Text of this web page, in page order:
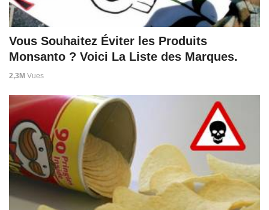
Vous Souhaitez Éviter les Produits
Monsanto ? Voici La Liste des Marques.
2,3M Vues